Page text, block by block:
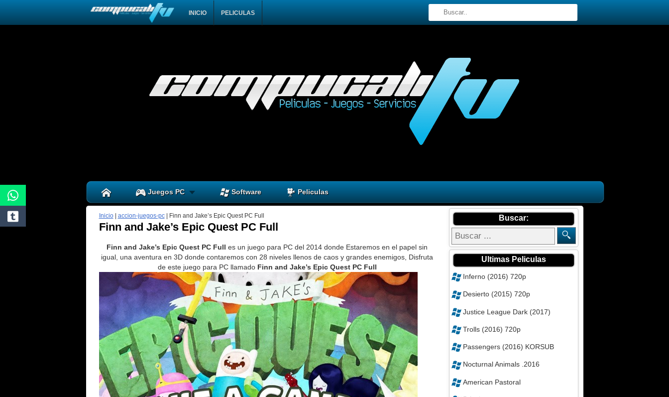
INICIO PELICULAS
Juegos PC Software Peliculas
Inicio| accion-juegos-pc| Finn and Jake’s Epic Quest PC Full
Finn and Jake’s Epic Quest PC Full
Finn and Jake’s Epic Quest PC Full es un juego para PC del 2014 donde Estaremos en el papel sin
igual, una aventura en 3D donde contaremos con 28 niveles llenos de caos y grandes enemigos, Disfruta
de este juego para PC llamado Finn and Jake’s Epic Quest PC Full
Buscar:
Ultimas Peliculas
Inferno (2016) 720p
Desierto (2015) 720p
Justice League Dark (2017)
Trolls (2016) 720p
Passengers (2016) KORSUB
Nocturnal Animals .2016
American Pastoral